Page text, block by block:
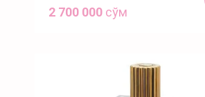
2 700 000 сўм